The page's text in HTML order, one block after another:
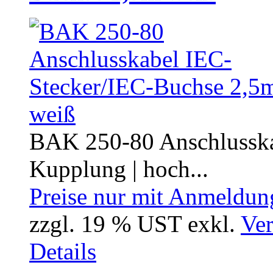
BAK 250-80
Kupplung | hoch...
Preise nur mit
zzgl. 19 % UST exkl.
Details